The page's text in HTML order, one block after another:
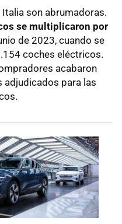
son abrumadoras.
se multiplicaron por
de 2023, cuando se
coches eléctricos.
acabaron
adjudicados para las